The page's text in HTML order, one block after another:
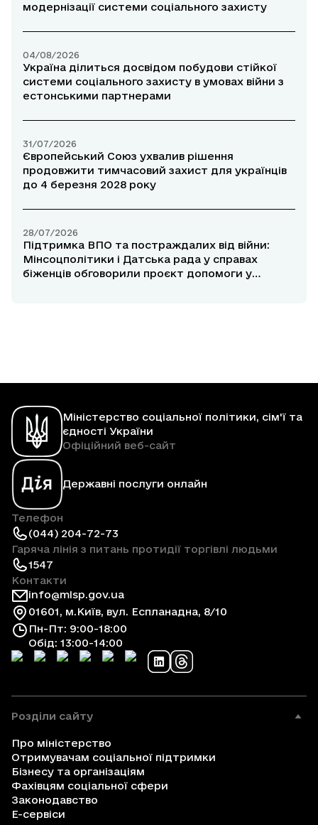
модернізації системи соціального захисту
04/08/2026
Україна ділиться досвідом побудови стійкої
системи соціального захисту в умовах війни з
естонськими партнерами
31/07/2026
Європейський Союз ухвалив рішення
продовжити тимчасовий захист для українців
до 4 березня 2028 року
28/07/2026
Підтримка ВПО та постраждалих від війни:
Мінсоцполітики і Датська рада у справах
біженців обговорили проєкт допомоги у
Міністерство соціальної політики, сім'ї та
єдності України
Офіційний веб-сайт
Державні послуги онлайн
Телефон
(044) 204-72-73
Гаряча лінія з питань протидії торгівлі людьми
1547
Контакти
info@mlsp.gov.ua
01601, м.Київ, вул. Еспланадна, 8/10
Пн-Пт: 9:00-18:00
Обід: 13:00-14:00
Розділи сайту
Про міністерство
Отримувачам соціальної підтримки
Бізнесу та організаціям
Фахівцям соціальної сфери
Законодавство
Е-сервіси